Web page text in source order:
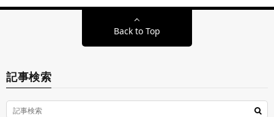
Back to Top
記事検索